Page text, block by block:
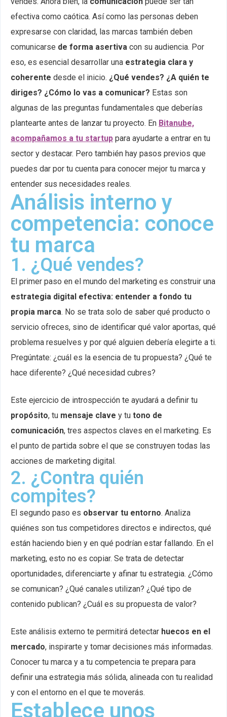
efectiva como caótica. Así como las personas deben
expresarse con claridad, las marcas también deben
comunicarse de forma asertiva con su audiencia. Por
eso, es esencial desarrollar una estrategia clara y
coherente desde el inicio. ¿Qué vendes? ¿A quién te
diriges? ¿Cómo lo vas a comunicar? Estas son
algunas de las preguntas fundamentales que deberías
plantearte antes de lanzar tu proyecto. En Bitanube,
acompañamos a tu startup para ayudarte a entrar en tu
sector y destacar. Pero también hay pasos previos que
puedes dar por tu cuenta para conocer mejor tu marca y
entender sus necesidades reales.
Análisis interno y
competencia: conoce
tu marca
1. ¿Qué vendes?
El primer paso en el mundo del marketing es construir una
estrategia digital efectiva: entender a fondo tu
propia marca. No se trata solo de saber qué producto o
servicio ofreces, sino de identificar qué valor aportas, qué
problema resuelves y por qué alguien debería elegirte a ti.
Pregúntate: ¿cuál es la esencia de tu propuesta? ¿Qué te
hace diferente? ¿Qué necesidad cubres?
Este ejercicio de introspección te ayudará a definir tu
propósito, tu mensaje clave y tu tono de
comunicación, tres aspectos claves en el marketing. Es
el punto de partida sobre el que se construyen todas las
acciones de marketing digital.
2. ¿Contra quién
compites?
El segundo paso es observar tu entorno. Analiza
quiénes son tus competidores directos e indirectos, qué
están haciendo bien y en qué podrían estar fallando. En el
marketing, esto no es copiar. Se trata de detectar
oportunidades, diferenciarte y afinar tu estrategia. ¿Cómo
se comunican? ¿Qué canales utilizan? ¿Qué tipo de
contenido publican? ¿Cuál es su propuesta de valor?
Este análisis externo te permitirá detectar huecos en el
mercado, inspirarte y tomar decisiones más informadas.
Conocer tu marca y a tu competencia te prepara para
definir una estrategia más sólida, alineada con tu realidad
y con el entorno en el que te moverás.
Establece unos